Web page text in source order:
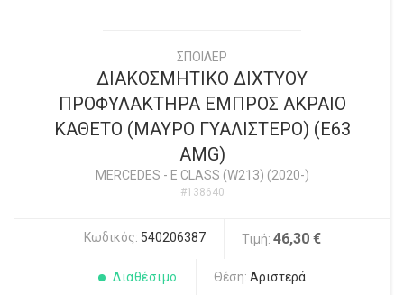
ΣΠΟΙΛΕΡ
ΔΙΑΚΟΣΜΗΤΙΚΟ ΔΙΧΤΥΟΥ
ΠΡΟΦΥΛΑΚΤΗΡΑ ΕΜΠΡΟΣ ΑΚΡΑΙΟ
ΚΑΘΕΤΟ (ΜΑΥΡΟ ΓΥΑΛΙΣΤΕΡΟ) (E63
AMG)
MERCEDES - E CLASS (W213) (2020-)
#138640
Κωδικός: 540206387 Τιμή: 46,30 €
Διαθέσιμο Θέση: Αριστερά